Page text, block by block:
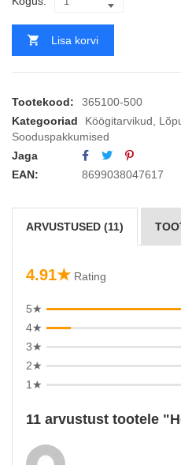
Lisa korvi
Tootekood:
365100-500
Kategooriad
Köögitarvikud
Sooduspakkumised
Jaga
EAN:
8699038047617
ARVUSTUSED (11)
4.91★ Rating
5★
4★
3★
2★
1★
11 arvustust tootele